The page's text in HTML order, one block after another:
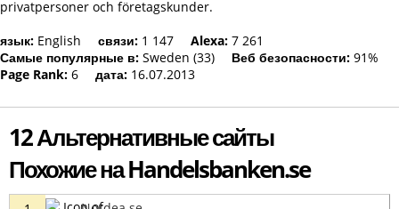
privatpersoner och företagskunder.
язык: English связи: 1 147 Alexa: 7 261
Самые популярные в: Sweden (33) Веб безопасности: 91%
Page Rank: 6 дата: 16.07.2013
12 Альтернативные сайты
Похожие на Handelsbanken.se